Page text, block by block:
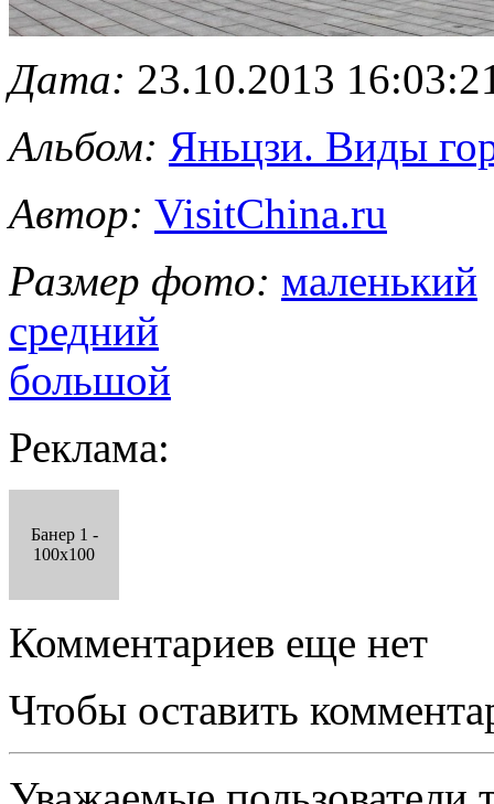
Дата: 23.10.2013
Альбом: Яньцзи. Виды
Автор: VisitChina.ru
Размер фото: маленький
средний
большой
Реклама:
Банер 1 -
100x100
Комментариев еще нет
Чтобы оставить